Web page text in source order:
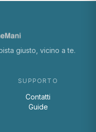
giusto, vicino a te.
SUPPORTO
Contatti
Guide